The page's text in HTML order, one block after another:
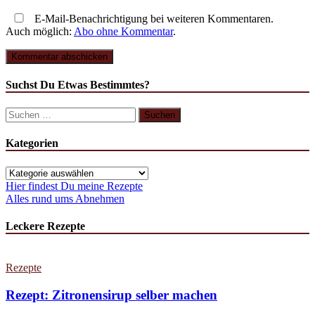
E-Mail-Benachrichtigung bei weiteren Kommentaren.
Auch möglich: Abo ohne Kommentar.
Suchst Du Etwas Bestimmtes?
Suchen
nach:
Kategorien
Kategorien
Hier findest Du meine Rezepte
Alles rund ums Abnehmen
Leckere Rezepte
Rezepte
Rezept: Zitronensirup selber machen